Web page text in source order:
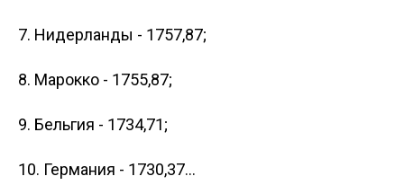
7. Нидерланды - 1757,87;
8. Марокко - 1755,87;
9. Бельгия - 1734,71;
10. Германия - 1730,37...